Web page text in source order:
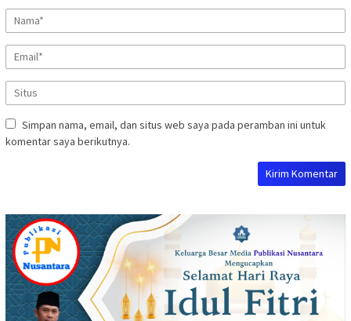
Simpan nama, email, dan situs web saya pada peramban ini untuk
komentar saya berikutnya.